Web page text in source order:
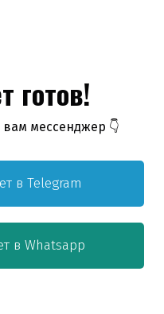
готов!
мессенджер 👇
в Telegram
в Whatsapp